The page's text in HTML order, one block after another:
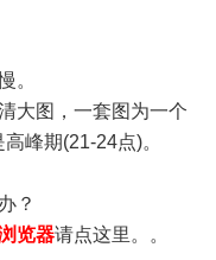
。
大图，一套图为一个
峰期(21-24点)。
？
览器请点这里。。